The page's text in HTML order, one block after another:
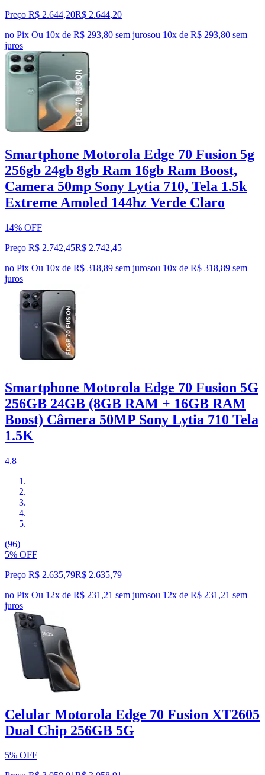
Preço R$ 2.644,20R$ 2.644,20
no Pix Ou 10x de R$ 293,80 sem jurosou 10x de R$ 293,80 sem
juros
Smartphone Motorola Edge 70 Fusion 5g
256gb 24gb 8gb Ram 16gb Ram Boost,
Camera 50mp Sony Lytia 710, Tela 1.5k
Extreme Amoled 144hz Verde Claro
14% OFF
Preço R$ 2.742,45R$ 2.742,45
no Pix Ou 10x de R$ 318,89 sem jurosou 10x de R$ 318,89 sem
juros
Smartphone Motorola Edge 70 Fusion 5G
256GB 24GB (8GB RAM + 16GB RAM
Boost) Câmera 50MP Sony Lytia 710 Tela
1.5K
4.8
(96)
5% OFF
Preço R$ 2.635,79R$ 2.635,79
no Pix Ou 12x de R$ 231,21 sem jurosou 12x de R$ 231,21 sem
juros
Celular Motorola Edge 70 Fusion XT2605
Dual Chip 256GB 5G
5% OFF